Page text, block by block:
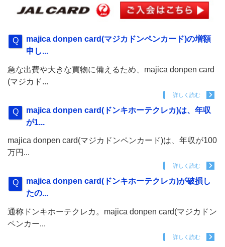
majica donpen card(マジカドンペンカード)の増額
申し...
急な出費や大きな買物に備えるため、majica donpen card
(マジカド...
詳しく読む
majica donpen card(ドンキホーテクレカ)は、年収
が1...
majica donpen card(マジカドンペンカード)は、年収が100
万円...
詳しく読む
majica donpen card(ドンキホーテクレカ)が破損し
たの...
通称ドンキホーテクレカ。majica donpen card(マジカドン
ペンカー...
詳しく読む